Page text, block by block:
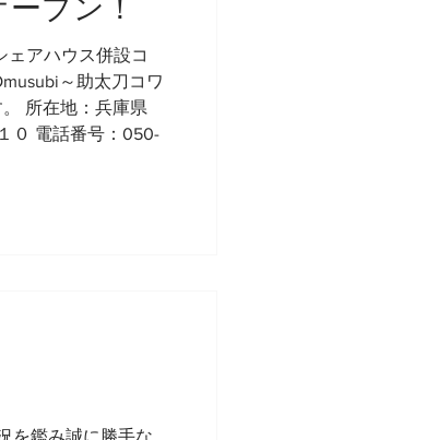
プン！
ェアハウス併設コ
～助太刀コワ
所在地：兵庫県
０ 電話番号：050-
を鑑み誠に勝手な